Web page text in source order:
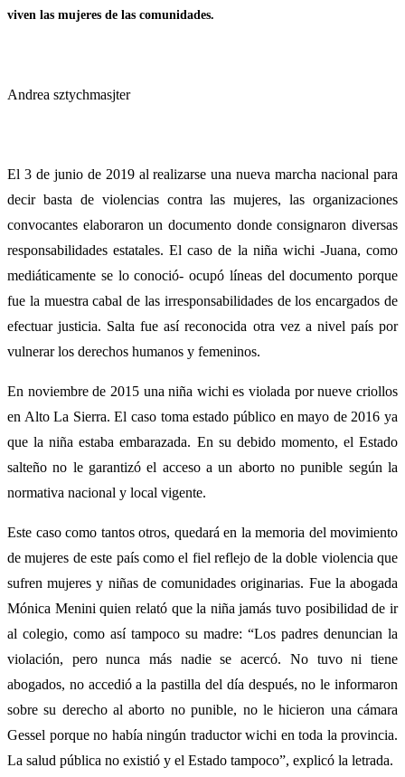
viven las mujeres de las comunidades.
Andrea sztychmasjter
El 3 de junio de 2019 al realizarse una nueva marcha nacional para
decir basta de violencias contra las mujeres, las organizaciones
convocantes elaboraron un documento donde consignaron diversas
responsabilidades estatales. El caso de la niña wichi -Juana, como
mediáticamente se lo conoció- ocupó líneas del documento porque
fue la muestra cabal de las irresponsabilidades de los encargados de
efectuar justicia. Salta fue así reconocida otra vez a nivel país por
vulnerar los derechos humanos y femeninos.
En noviembre de 2015 una niña wichi es violada por nueve criollos
en Alto La Sierra. El caso toma estado público en mayo de 2016 ya
que la niña estaba embarazada. En su debido momento, el Estado
salteño no le garantizó el acceso a un aborto no punible según la
normativa nacional y local vigente.
Este caso como tantos otros, quedará en la memoria del movimiento
de mujeres de este país como el fiel reflejo de la doble violencia que
sufren mujeres y niñas de comunidades originarias. Fue la abogada
Mónica Menini quien relató que la niña jamás tuvo posibilidad de ir
al colegio, como así tampoco su madre: “Los padres denuncian la
violación, pero nunca más nadie se acercó. No tuvo ni tiene
abogados, no accedió a la pastilla del día después, no le informaron
sobre su derecho al aborto no punible, no le hicieron una cámara
Gessel porque no había ningún traductor wichi en toda la provincia.
La salud pública no existió y el Estado tampoco”, explicó la letrada.